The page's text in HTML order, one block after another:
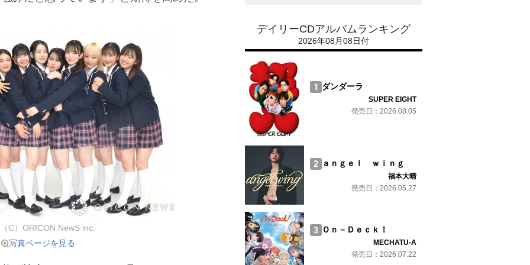
C）ORICON NewS inc.
写真ページを見る
デイリーCDアルバムランキング
2026年08月08日付
ダンダーラ
SUPER EIGHT
発売日：2026.08.05
ａｎｇｅｌ ｗｉｎｇ
福本大晴
発売日：2026.05.27
Ｏｎ－Ｄｅｃｋ！
MECHATU-A
発売日：2026.07.22